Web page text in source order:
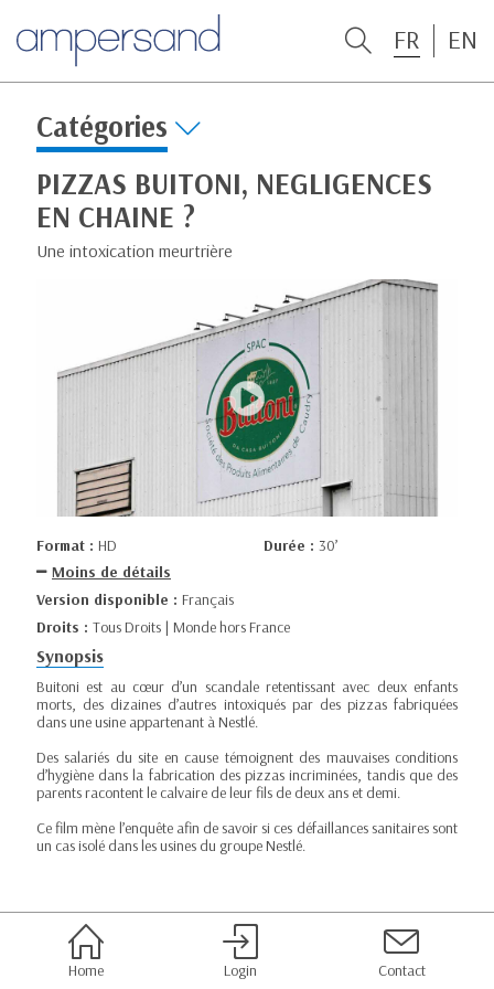
FR EN
Catégories
PIZZAS BUITONI, NEGLIGENCES
EN CHAINE ?
Une intoxication meurtrière
Format : HD Durée : 30’
Moins de détails
Version disponible : Français
Droits : Tous Droits | Monde hors France
Synopsis
Buitoni est au cœur d’un scandale retentissant avec deux enfants
morts, des dizaines d’autres intoxiqués par des pizzas fabriquées
dans une usine appartenant à Nestlé.
Des salariés du site en cause témoignent des mauvaises conditions
d’hygiène dans la fabrication des pizzas incriminées, tandis que des
parents racontent le calvaire de leur fils de deux ans et demi.
Ce film mène l’enquête afin de savoir si ces défaillances sanitaires sont
un cas isolé dans les usines du groupe Nestlé.
Home Login Contact